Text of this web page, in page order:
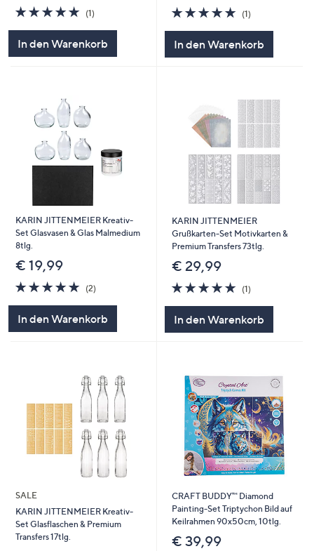
5.0
von
(1)
In den Warenkorb
5.0
von
(1)
In den Warenkorb
KARIN JITTENMEIER Kreativ-
Set Glasvasen & Glas Malmedium
8tlg.
€ 19,99
5.0
von
(2)
In den Warenkorb
KARIN JITTENMEIER
Grußkarten-Set Motivkarten &
Premium Transfers 73tlg.
€ 29,99
5.0
von
(1)
In den Warenkorb
SALE
KARIN JITTENMEIER Kreativ-
Set Glasflaschen & Premium
Transfers 17tlg.
CRAFT BUDDY™ Diamond
Painting-Set Triptychon Bild auf
Keilrahmen 90x50cm, 10tlg.
€ 39,99